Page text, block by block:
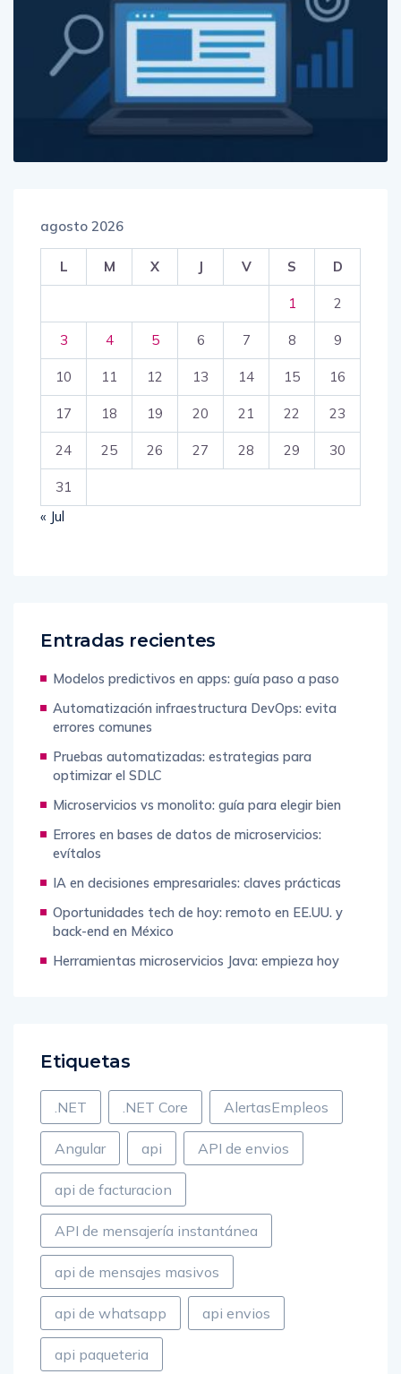
agosto 2026
L M X J V S D
1 2
3 4 5 6 7 8 9
10 11 12 13 14 15 16
17 18 19 20 21 22 23
24 25 26 27 28 29 30
31
« Jul
Entradas recientes
Modelos predictivos en apps: guía paso a paso
Automatización infraestructura DevOps: evita
errores comunes
Pruebas automatizadas: estrategias para
optimizar el SDLC
Microservicios vs monolito: guía para elegir bien
Errores en bases de datos de microservicios:
evítalos
IA en decisiones empresariales: claves prácticas
Oportunidades tech de hoy: remoto en EE.UU. y
back-end en México
Herramientas microservicios Java: empieza hoy
Etiquetas
.NET .NET Core AlertasEmpleos
Angular api API de envios
api de facturacion
API de mensajería instantánea
api de mensajes masivos
api de whatsapp api envios
api paqueteria